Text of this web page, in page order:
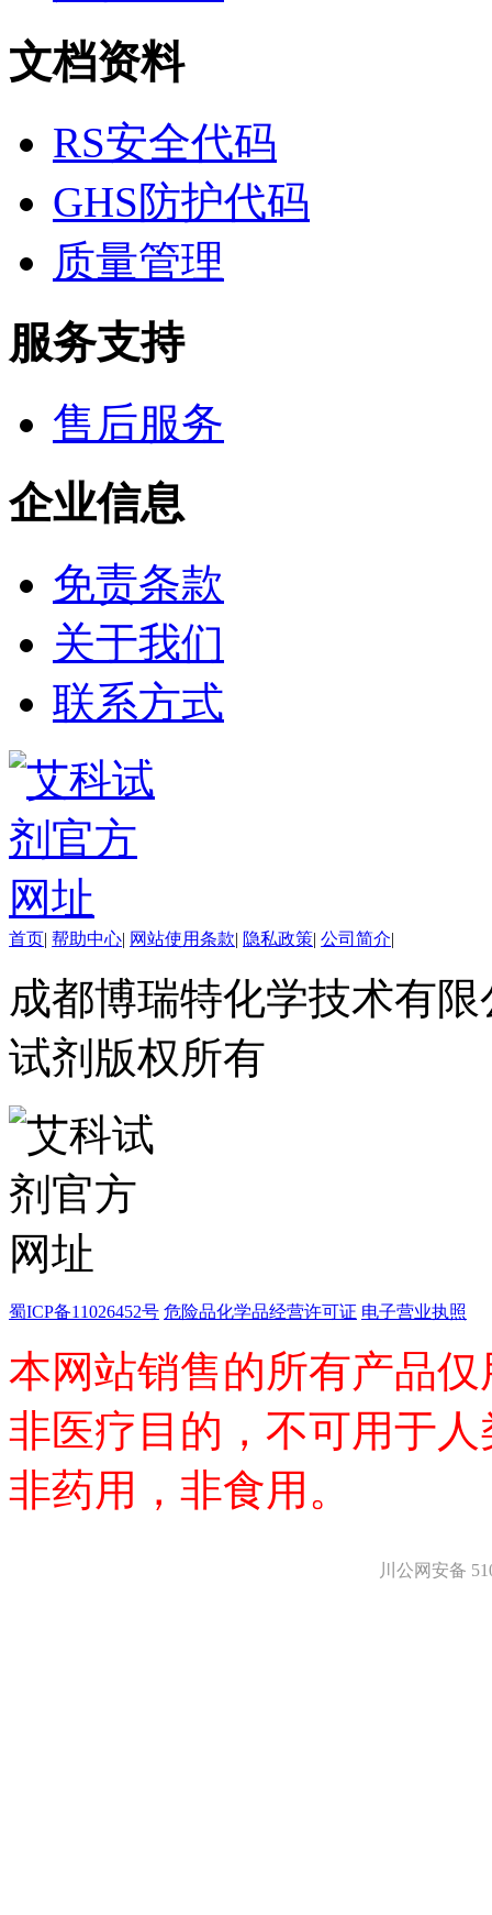
医药中间体
标准溶液
生物/化学试剂
抗生素
生物缓冲液
螯合剂/变性剂
酶、辅酶
显色及标记试剂
季铵盐
L-氨基酸
CBZ氨基酸
BOC-氨基酸
D-氨基酸
DL-氨基酸
N-甲基化氨基酸
氨基醇
手性产品
培养基
稀土/稀有金属试剂
钯
银
镨
铟
铼
锆
金
钇
铯
铷
铑
镱
铂
钐
铒
铥
钆
碲
镥
铽
铕
镝
不对称合成
化学生物学
香精香料
杂环砌块
有机砌块
文档资料
RS安全代码
GHS防护代码
质量管理
服务支持
售后服务
企业信息
免责条款
关于我们
联系方式
首页| 帮助中心| 网站使用条款| 隐私政策| 公司简介|
成都博瑞特化学技术有
试剂版权所有
蜀ICP备11026452号 危险品化学品经营许可证 电子营业执照
本网站销售的所有产品
非医疗目的，不可用于
非药用，非食用。
川公网安备